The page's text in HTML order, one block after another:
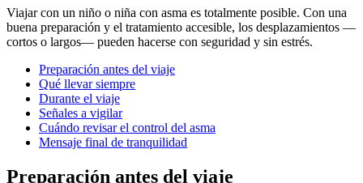
Viajar con un niño o niña con asma es totalmente posible. Con una
buena preparación y el tratamiento accesible, los desplazamientos —
cortos o largos— pueden hacerse con seguridad y sin estrés.
Preparación antes del viaje
Qué llevar siempre
Durante el viaje
Señales a vigilar
Cuándo revisar el control del asma
Mensaje final de tranquilidad
Preparación antes del viaje